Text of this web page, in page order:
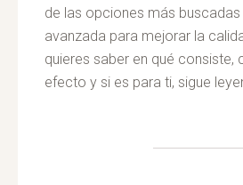
de las opciones más
avanzada para mejorar la
quieres saber en qué consiste,
efecto y si es para ti, sigue